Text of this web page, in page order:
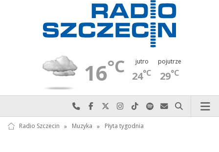
16°C jutro
24°C
pojutrze
29°C
Najlepiej po prostu do nas zadzwoń
Odwiedź nas na Facebook-u
Odwiedź nas na X
Odwiedź nas na Instagram-ie
Odwiedź nas na TikTok-u
Szukaj nas na Spotify
Wyślij do nas
Szukaj
Radio Szczecin » Muzyka » Płyta tygodnia